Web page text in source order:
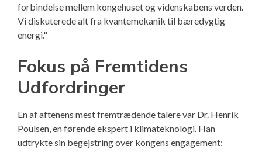
forbindelse mellem kongehuset og videnskabens verden.
Vi diskuterede alt fra kvantemekanik til bæredygtig
energi."
Fokus på Fremtidens
Udfordringer
En af aftenens mest fremtrædende talere var Dr. Henrik
Poulsen, en førende ekspert i klimateknologi. Han
udtrykte sin begejstring over kongens engagement: